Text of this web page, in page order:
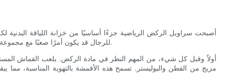
أصبحت سراويل الركض الرياضية جزءًا أساسيًا من خزانة اللياقة البدنية
للرجال قد يكون أمرًا صعبًا مع مجموعة واسعة من الخيارات المتاحة في السوق. لضمان أقصى قدر من الراحة والأناقة، هناك عدة عوامل يجب مراعاتها عند اختيار بنطال الركض للتمرين.
أولاً وقبل كل شيء، من المهم النظر في مادة الركض. يلعب القماش
مزيج من القطن والبوليستر. تسمح هذه الأقمشة بالتهوية المناسبة، مما